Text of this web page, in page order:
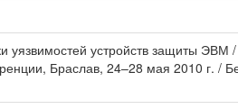
уязвимостей устройств защиты
Браслав, 24–28 мая 2010 г. /